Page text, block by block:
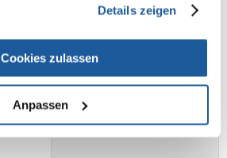
Details zeigen
Cookies zulassen
AnpassenStain&Odour Remover Dog
709 ml